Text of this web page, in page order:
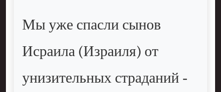
Мы уже спасли сынов
Исраила (Израиля) от
унизительных страданий -